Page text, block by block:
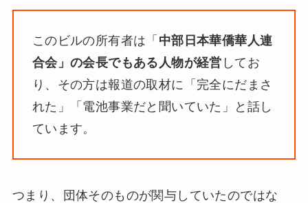
このビルの所有者は「 中部日本華僑華人連
合会」の会長でもある人物が経営 してお
り、その方は報道の取材に「完全にだまさ
れた」「電池事業だと聞いていた」と話し
ています。
つまり、団体そのものが関与していたのではな